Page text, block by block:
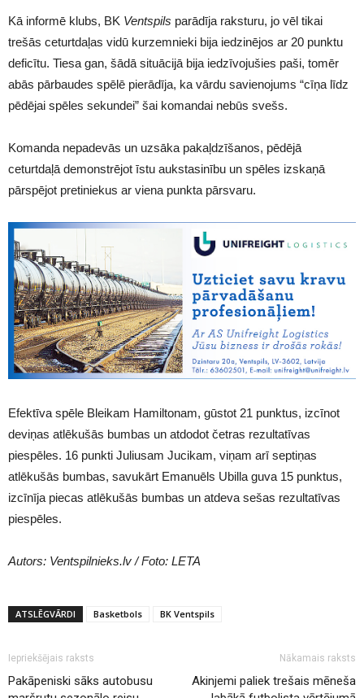
Kā informē klubs, BK Ventspils parādīja raksturu, jo vēl tikai
trešās ceturtdaļas vidū kurzemnieki bija iedzinējos ar 20 punktu
deficītu. Tiesa gan, šādā situācijā bija iedzīvojušies paši, tomēr
abās pārbaudes spēlē pierādīja, ka vārdu savienojums “cīņa līdz
pēdējai spēles sekundei” šai komandai nebūs svešs.
Komanda nepadevās un uzsāka pakaļdzīšanos, pēdējā
ceturtdaļā demonstrējot īstu aukstasinību un spēles izskaņā
pārspējot pretiniekus ar viena punkta pārsvaru.
Efektīva spēle Bleikam Hamiltonam, gūstot 21 punktus, izcīnot
deviņas atlēkušās bumbas un atdodot četras rezultatīvas
piespēles. 16 punkti Juliusam Jucikam, viņam arī septiņas
atlēkušās bumbas, savukārt Emanuēls Ubilla guva 15 punktus,
izcīnīja piecas atlēkušās bumbas un atdeva sešas rezultatīvas
piespēles.
Autors: Ventspilnieks.lv / Foto: LETA
ATSLĒGVĀRDI Basketbols BK Ventspils
Iepriekšējais raksts
Pakāpeniski sāks autobusu
Nākamais raksts
Akinjemi paliek trešais mēneša